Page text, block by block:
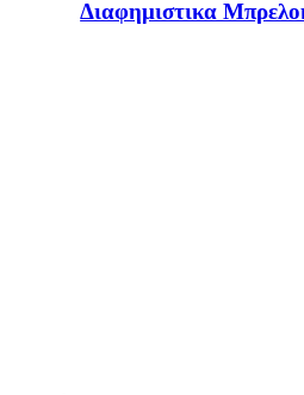
Διαφημιστικα